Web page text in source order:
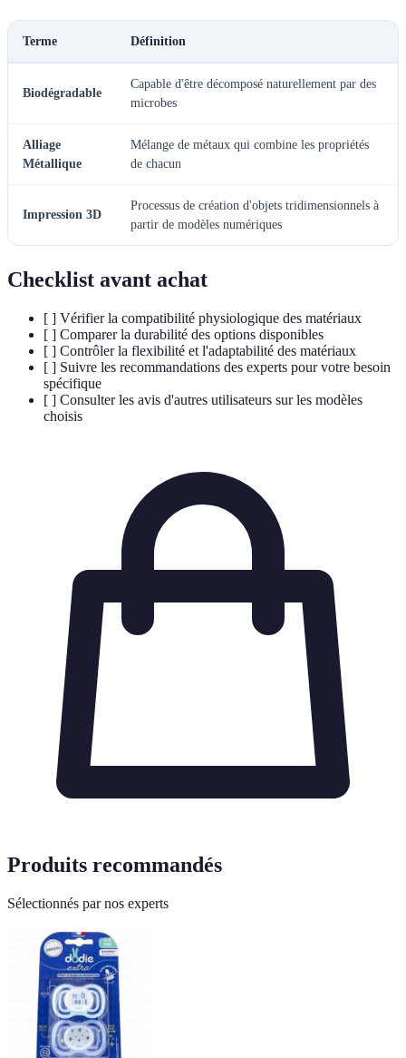
Terme Définition
Biodégradable
Capable d'être décomposé naturellement par des
microbes
Alliage
Métallique
Mélange de métaux qui combine les propriétés
de chacun
Impression 3D
Processus de création d'objets tridimensionnels à
partir de modèles numériques
Checklist avant achat
[ ] Vérifier la compatibilité physiologique des matériaux
[ ] Comparer la durabilité des options disponibles
[ ] Contrôler la flexibilité et l'adaptabilité des matériaux
[ ] Suivre les recommandations des experts pour votre besoin
spécifique
[ ] Consulter les avis d'autres utilisateurs sur les modèles
choisis
Produits recommandés
Sélectionnés par nos experts